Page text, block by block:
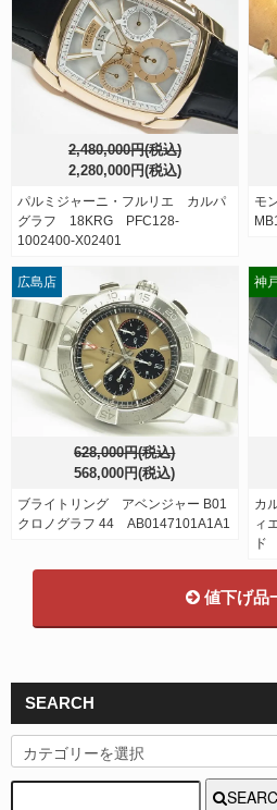
2,480,000円(税込)
2,280,000円(税込)
パルミジャーニ・フルリエ カルパ
グラフ 18KRG PFC128-
1002400-X02401
モ
628,000円(税込)
568,000円(税込)
ブライトリング アベンジャー B01
クロノグラフ 44 AB0147101A1A1
広島店
カ
ィ
ド
神
値下げ品
SEARCH